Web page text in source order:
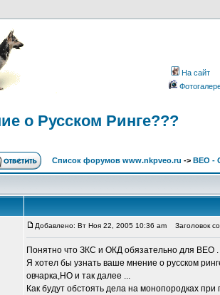
На сайт
о Русском Ринге???
Список форумов www.nkpveo.ru -> ВЕО -
Добавлено: Вт Ноя 22, 2005 10:36 am Заголовок
Понятно что ЗКС и ОКД обязательно для ВЕО .
Я хотел бы узнать ваше мнение о русском
овчарка,НО и так далее ...
Как будут обстоять дела на монопородках